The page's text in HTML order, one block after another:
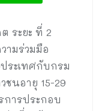
ระยะ ที่ 2
ามร่วมมือ
ประเทศกับกรม
นอายุ 15-29
ารประกอบ